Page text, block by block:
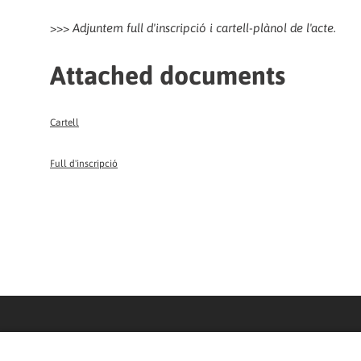
>>> Adjuntem full d'inscripció i cartell-plànol de l'acte.
Attached documents
Cartell
Full d'inscripció